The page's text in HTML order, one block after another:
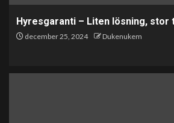
Hyresgaranti – Liten lösning, stor
december 25, 2024 Dukenukem